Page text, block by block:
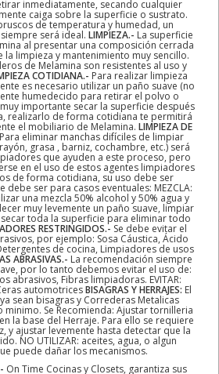
inmediatamente, secando cualquier
caiga sobre la superficie o sustrato.
de temperatura y humedad, un
será ideal. LIMPIEZA.- La superficie
al presentar una composición cerrada
la limpieza y mantenimiento muy sencillo.
de Melamina son resistentes al uso y
COTIDIANA.- Para realizar limpieza
es necesario utilizar un paño suave (no
humedecido para retirar el polvo o
importante secar la superficie después
realizarlo de forma cotidiana te permitirá
el mobiliario de Melamina. LIMPIEZA DE
Para eliminar manchas difíciles de limpiar
grasa , barniz, cochambre, etc.) será
que ayuden a este proceso, pero
en el uso de estos agentes limpiadores
de forma cotidiana, su uso debe ser
debe ser para casos eventuales: MEZCLA:
una mezcla 50% alcohol y 50% agua y
muy levemente un paño suave, limpiar
toda la superficie para eliminar todo
RESTRINGIDOS.- Se debe evitar el
por ejemplo: Sosa Cáustica, Ácido
de cocina, Limpiadores de usos
ABRASIVAS.- La recomendación siempre
por lo tanto debemos evitar el uso de:
abrasivos, Fibras limpiadoras. EVITAR:
automotricesBISAGRAS Y HERRAJES: El
sean bisagras y Correderas Metalicas
Se Recomienda: Ajustar tornilleria
la base del Herraje. Para ello se requiere
y ajustar levemente hasta detectar que la
NO UTILIZAR: aceites, agua, o algun
puede dañar los mecanismos.
On Time Cocinas y Closets, garantiza sus